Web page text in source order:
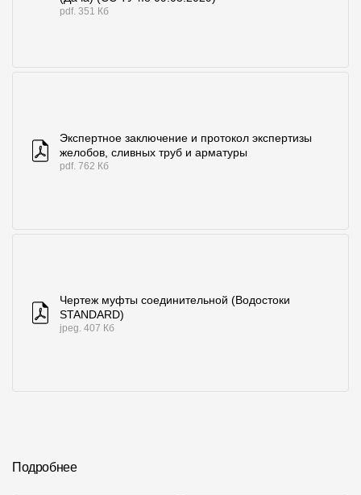
pdf. 351 Кб
Экспертное заключение и протокол экспертизы
желобов, сливных труб и арматуры
pdf. 762 Кб
Чертеж муфты соединительной (Водостоки
STANDARD)
jpeg. 407 Кб
Подробнее